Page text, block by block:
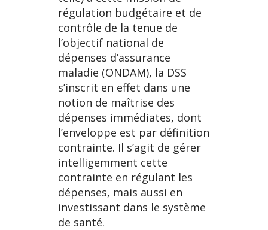
régulation budgétaire et de
contrôle de la tenue de
l’objectif national de
dépenses d’assurance
maladie (ONDAM), la DSS
s’inscrit en effet dans une
notion de maîtrise des
dépenses immédiates, dont
l’enveloppe est par définition
contrainte. Il s’agit de gérer
intelligemment cette
contrainte en régulant les
dépenses, mais aussi en
investissant dans le système
de santé.